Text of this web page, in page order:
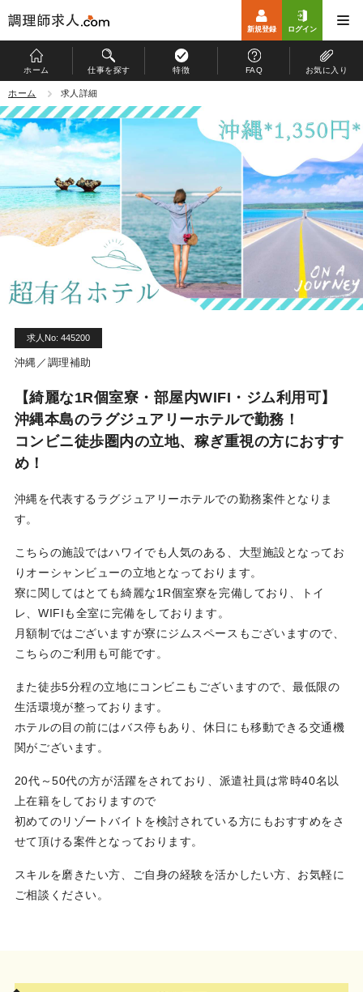
ホーム 仕事を探す 特徴 FAQ お気に入り
新規登録 ログイン
ホーム
仕事を探す
特徴
お仕事開始までの流れ
よくある質問
運営会社
個人情報保護方針
お問い合わせ
ホーム 求人詳細
求人No: 445200
沖縄／調理補助
【綺麗な1R個室寮・部屋内WIFI・ジム利用可】
沖縄本島のラグジュアリーホテルで勤務！
コンビニ徒歩圏内の立地、稼ぎ重視の方におすす
め！
沖縄を代表するラグジュアリーホテルでの勤務案件となりま
す。
こちらの施設ではハワイでも人気のある、大型施設となってお
りオーシャンビューの立地となっております。
寮に関してはとても綺麗な1R個室寮を完備しており、トイ
レ、WIFIも全室に完備をしております。
月額制ではございますが寮にジムスペースもございますので、
こちらのご利用も可能です。
また徒歩5分程の立地にコンビニもございますので、最低限の
生活環境が整っております。
ホテルの目の前にはバス停もあり、休日にも移動できる交通機
関がございます。
20代～50代の方が活躍をされており、派遣社員は常時40名以
上在籍をしておりますので
初めてのリゾートバイトを検討されている方にもおすすめをさ
せて頂ける案件となっております。
スキルを磨きたい方、ご自身の経験を活かしたい方、お気軽に
ご相談ください。